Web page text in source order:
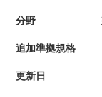
分野
追加準拠規格
更新日